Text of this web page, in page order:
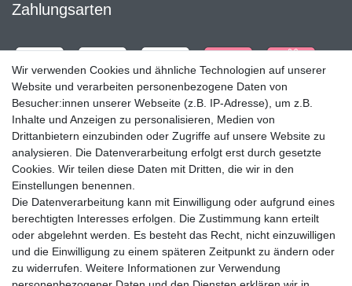
Zahlungsarten
Versandpartner
Wir verwenden Cookies und ähnliche Technologien auf unserer
Website und verarbeiten personenbezogene Daten von
Besucher:innen unserer Webseite (z.B. IP-Adresse), um z.B.
Inhalte und Anzeigen zu personalisieren, Medien von
Drittanbietern einzubinden oder Zugriffe auf unsere Website zu
analysieren. Die Datenverarbeitung erfolgt erst durch gesetzte
Cookies. Wir teilen diese Daten mit Dritten, die wir in den
Einstellungen benennen.
Die Datenverarbeitung kann mit Einwilligung oder aufgrund eines
berechtigten Interesses erfolgen. Die Zustimmung kann erteilt
oder abgelehnt werden. Es besteht das Recht, nicht einzuwilligen
und die Einwilligung zu einem späteren Zeitpunkt zu ändern oder
zu widerrufen. Weitere Informationen zur Verwendung